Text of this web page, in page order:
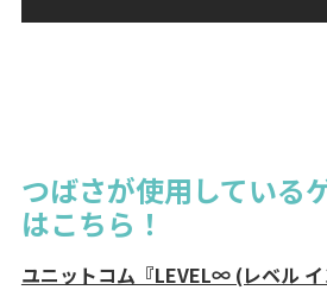
つばさが使用している
はこちら！
ユニットコム『LEVEL∞ (レベル